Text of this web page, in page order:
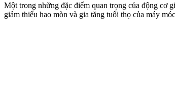
Một trong những đặc điểm quan trọng của động cơ
giảm thiểu hao mòn và gia tăng tuổi thọ của máy